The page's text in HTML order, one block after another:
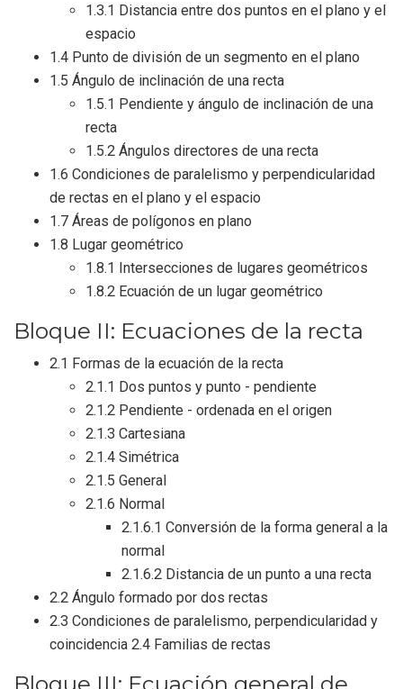
1.3.1 Distancia entre dos puntos en el plano y el
espacio
1.4 Punto de división de un segmento en el plano
1.5 Ángulo de inclinación de una recta
1.5.1 Pendiente y ángulo de inclinación de una
recta
1.5.2 Ángulos directores de una recta
1.6 Condiciones de paralelismo y perpendicularidad
de rectas en el plano y el espacio
1.7 Áreas de polígonos en plano
1.8 Lugar geométrico
1.8.1 Intersecciones de lugares geométricos
1.8.2 Ecuación de un lugar geométrico
Bloque II: Ecuaciones de la recta
2.1 Formas de la ecuación de la recta
2.1.1 Dos puntos y punto - pendiente
2.1.2 Pendiente - ordenada en el origen
2.1.3 Cartesiana
2.1.4 Simétrica
2.1.5 General
2.1.6 Normal
2.1.6.1 Conversión de la forma general a la
normal
2.1.6.2 Distancia de un punto a una recta
2.2 Ángulo formado por dos rectas
2.3 Condiciones de paralelismo, perpendicularidad y
coincidencia 2.4 Familias de rectas